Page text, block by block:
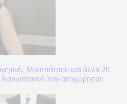
Μουτσάτσου και άλλα 20
που αποχώρησαν